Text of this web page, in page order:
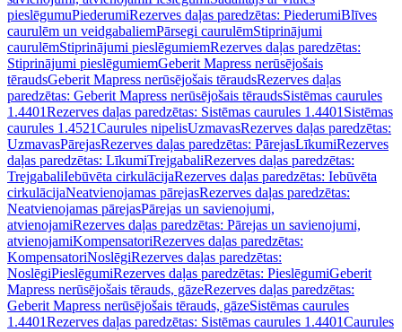
pieslēgumuPiederumiRezerves daļas paredzētas: PiederumiBlīves
caurulēm un veidgabaliemPārsegi caurulēmStiprinājumi
caurulēmStiprinājumi pieslēgumiemRezerves daļas paredzētas:
Stiprinājumi pieslēgumiemGeberit Mapress nerūsējošais
tēraudsGeberit Mapress nerūsējošais tēraudsRezerves daļas
paredzētas: Geberit Mapress nerūsējošais tēraudsSistēmas caurules
1.4401Rezerves daļas paredzētas: Sistēmas caurules 1.4401 Sistēmas
caurules 1.4521Caurules nipelisUzmavasRezerves daļas paredzētas:
UzmavasPārejasRezerves daļas paredzētas: PārejasLīkumiRezerves
daļas paredzētas: LīkumiTrejgabaliRezerves daļas paredzētas:
TrejgabaliIebūvēta cirkulācijaRezerves daļas paredzētas: Iebūvēta
cirkulācijaNeatvienojamas pārejasRezerves daļas paredzētas:
Neatvienojamas pārejasPārejas un savienojumi,
atvienojamiRezerves daļas paredzētas: Pārejas un savienojumi,
atvienojamiKompensatoriRezerves daļas paredzētas:
KompensatoriNoslēgiRezerves daļas paredzētas:
NoslēgiPieslēgumiRezerves daļas paredzētas: PieslēgumiGeberit
Mapress nerūsējošais tērauds, gāzeRezerves daļas paredzētas:
Geberit Mapress nerūsējošais tērauds, gāzeSistēmas caurules
1.4401Rezerves daļas paredzētas: Sistēmas caurules 1.4401Caurules